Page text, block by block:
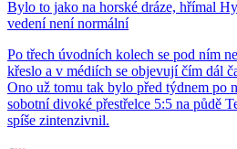
Bylo to jako na horské dráze, hřímal
vedení není normální
Po třech úvodních kolech se pod ním
křeslo a v médiích se objevují čím dál
Ono už tomu tak bylo před týdnem po
sobotní divoké přestřelce 5:5 na půdě
spíše zintenzivnil.